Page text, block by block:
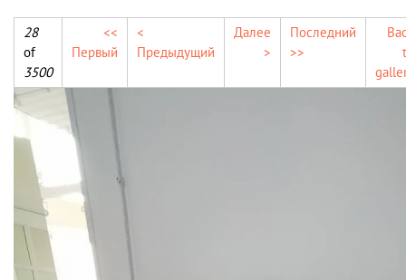
28
of
3500
<<
Первый
<
Предыдущий
Далее
>
Последний
>>